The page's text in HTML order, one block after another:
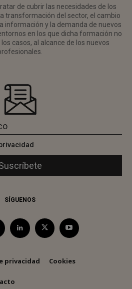
de cubrir las necesidades de los
transformación del sector, el cambio
información y la demanda de nuevos
en los que dicha formación no
casos, al alcance de los nuevos
SÍGUENOS
privacidad Cookies